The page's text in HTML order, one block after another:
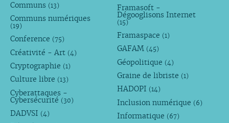
Communs (13)
Communs numériques
(19)
Conference (75)
Créativité - Art (4)
Cryptographie (1)
Culture libre (13)
Cyberattaques -
Cybersécurité (30)
DADVSI (4)
Framasoft -
Dégooglisons Internet
(15)
Framaspace (1)
GAFAM (45)
Géopolitique (4)
Graine de libriste (1)
HADOPI (14)
Inclusion numérique (6)
Informatique (67)